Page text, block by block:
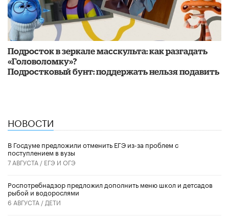
Подросток в зеркале масскульта: как разгадать
«Головоломку»?
Подростковый бунт: поддержать нельзя подавить
НОВОСТИ
В Госдуме предложили отменить ЕГЭ из-за проблем с
поступлением в вузы
7 АВГУСТА / ЕГЭ И ОГЭ
Роспотребнадзор предложил дополнить меню школ и детсадов
рыбой и водорослями
6 АВГУСТА / ДЕТИ